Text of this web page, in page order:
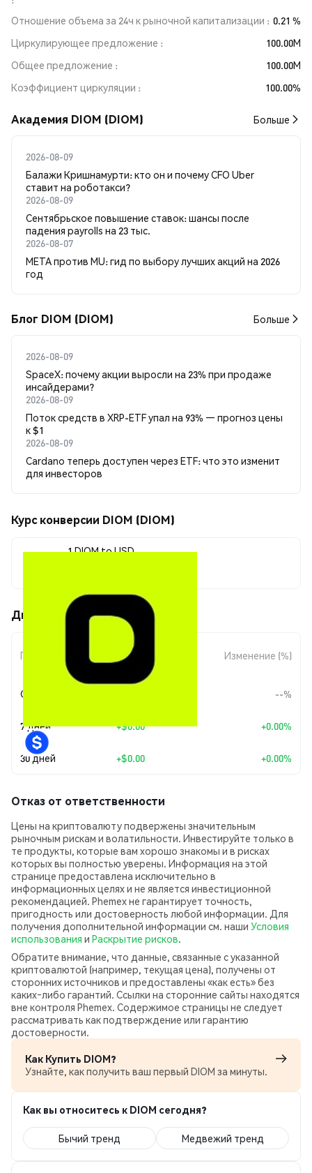
Отношение объема за 24ч к рыночной капитализации
0.21 %
Циркулирующее предложение
100.00M
Общее предложение
100.00M
Коэффициент циркуляции
100.00%
Академия DIOM (DIOM) Больше
2026-08-09
Балажи Кришнамурти: кто он и почему CFO Uber
ставит на роботакси?
2026-08-09
Сентябрьское повышение ставок: шансы после
падения payrolls на 23 тыс.
2026-08-07
META против MU: гид по выбору лучших акций на 2026
год
Блог DIOM (DIOM) Больше
2026-08-09
SpaceX: почему акции выросли на 23% при продаже
инсайдерами?
2026-08-09
Поток средств в XRP-ETF упал на 93% — прогноз цены
к $1
2026-08-09
Cardano теперь доступен через ETF: что это изменит
для инвесторов
Курс конверсии DIOM (DIOM)
1 DIOM to USD
Движения цены DIOM (DIOM)
Период
Изменение
суммы
Изменение (%)
Сегодня --%
7 дней +$0.00 +0.00%
30 дней +$0.00 +0.00%
Отказ от ответственности
Цены на криптовалюту подвержены значительным
рыночным рискам и волатильности. Инвестируйте только в
те продукты, которые вам хорошо знакомы и в рисках
которых вы полностью уверены. Информация на этой
странице предоставлена исключительно в
информационных целях и не является инвестиционной
рекомендацией. Phemex не гарантирует точность,
пригодность или достоверность любой информации. Для
получения дополнительной информации см. наши Условия
использования и Раскрытие рисков.
Обратите внимание, что данные, связанные с указанной
криптовалютой (например, текущая цена), получены от
сторонних источников и предоставлены «как есть» без
каких‑либо гарантий. Ссылки на сторонние сайты находятся
вне контроля Phemex. Содержимое страницы не следует
рассматривать как подтверждение или гарантию
достоверности.
Как Купить DIOM?
Узнайте, как получить ваш первый DIOM за минуты.
Как вы относитесь к DIOM сегодня?
Бычий тренд Медвежий тренд